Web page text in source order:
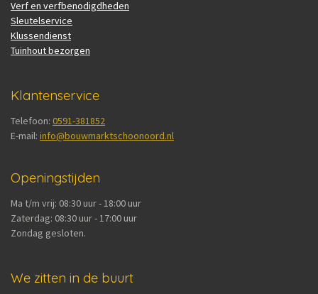
Verf en verfbenodigdheden
Sleutelservice
Klussendienst
Tuinhout bezorgen
Klantenservice
Telefoon: 0591-381852
E-mail: info@bouwmarktschoonoord.nl
Openingstijden
Ma t/m vrij: 08:30 uur - 18:00 uur
Zaterdag: 08:30 uur - 17:00 uur
Zondag gesloten.
We zitten in de buurt